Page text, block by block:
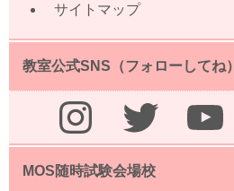
サイトマップ
教室公式SNS（フォローしてね）
Instagram Twitter YouTube
MOS随時試験会場校